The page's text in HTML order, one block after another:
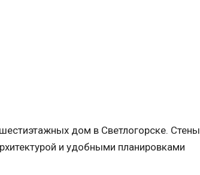
дом в Светлогорске. Стены
и удобными планировками